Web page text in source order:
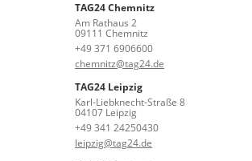
TAG24 Chemnitz
Am Rathaus 2
09111 Chemnitz
+49 371 6906600
chemnitz@tag24.de
TAG24 Leipzig
Karl-Liebknecht-Straße 8
04107 Leipzig
+49 341 24250430
leipzig@tag24.de